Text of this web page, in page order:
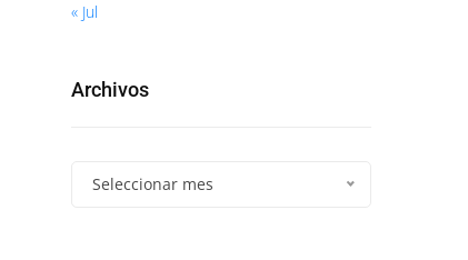
« Jul
Archivos
Seleccionar mes